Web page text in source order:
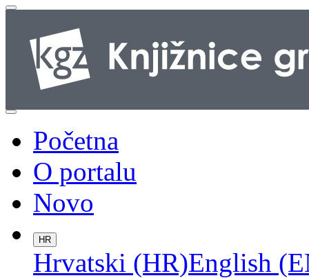
Početna
O portalu
Novo
HR
Hrvatski (HR)English